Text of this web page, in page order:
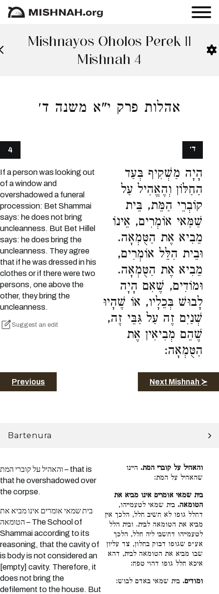
Mishnayos Oholos Perek 11
Mishnah 4
אהלות פרק י"א משנה ד׳
4
If a person was looking out
of a window and
overshadowed a funeral
procession: Bet Shammai
says: he does not bring
uncleanness. But Bet Hillel
says: he does bring the
uncleanness. They agree
that if he was dressed in his
clothes or if there were two
persons, one above the
other, they bring the
uncleanness.
Suggest an edit
הָיָה מַשְׁקִיף בְּעַד
הַחַלּוֹן וְהֶאֱהִיל עַל
קוֹבְרֵי הַמֵּת, בֵּית
שַׁמַּאי אוֹמְרִים, אֵינוֹ
מֵבִיא אֶת הַטֻּמְאָה.
וּבֵית הִלֵּל אוֹמְרִים,
מֵבִיא אֶת הַטֻּמְאָה.
וּמוֹדִים, שֶׁאִם הָיָה
לָבוּשׁ בְּכֵלָיו, אוֹ שֶׁהָיוּ
שְׁנַיִם זֶה עַל גַּבֵּי זֶה,
שֶׁהֵם מְבִיאִין אֶת
הַטֻּמְאָה:
ד׳
Previous Next Mishnah ≻
Bartenura
והאהיל על קוברי המת – that is
that he overshadowed over
the corpse.
בית שמאי אומרים אינו מביא את
הטומאה – The School of
Shammai according to its
reasoning, that the cavity of
is body is not considered an
[empty] cavity. Therefore, it
does not bring the
defilement to the house. But
והאהיל על קוברי המת. היינו
שהאהיל על המת:
בית שמאי אומרים אינו מביא את
הטומאה. בית שמאי לטעמייהו,
דחלל גופו לא חשיב חלל, הלכך אין
מביא את הטומאה לבית. ובית הלל
לטעמייהו דחשבי ליה חלל, הלכך
אע״פ שגופו דבוק בחלון, צד עליון
שבו מביא את הטומאה לבית, דהא
איכא חלל גופו דהוי טפח:
ומודים. בית שמאי באדם לבוש: